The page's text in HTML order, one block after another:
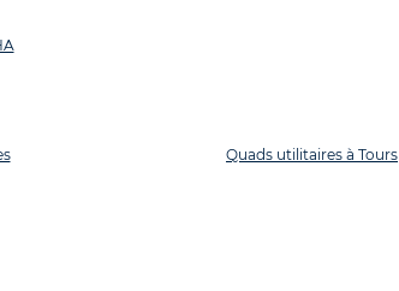
Quads utilitaires à Tours